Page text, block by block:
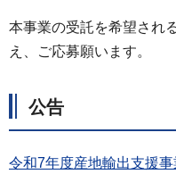
本事業の受託を希望され
え、ご応募願います。
公告
令和7年度産地輸出支援